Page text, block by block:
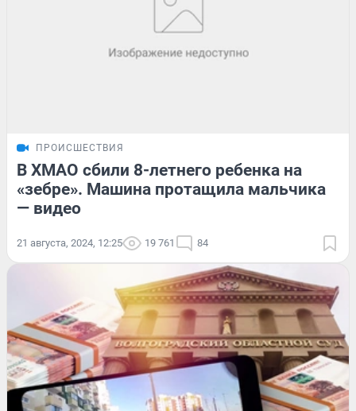
ПРОИСШЕСТВИЯ
В ХМАО сбили 8-летнего ребенка на
«зебре». Машина протащила мальчика
— видео
21 августа, 2024, 12:25 19 761 84